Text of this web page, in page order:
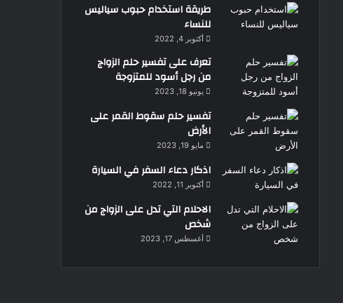
طريقة استخدام حبوب سياليس
للنساء
أكتوبر 4, 2022
تعرف على تفسير حلم الزواج
من رجل أسود للمتزوجة
يونيو 18, 2023
تفسير حلم سقوط القمر على
الأرض
مايو 19, 2023
اذكار دعاء السفر في السيارة
أكتوبر 11, 2022
الاحلام التي تدل على الزواج من
شخص
أغسطس 17, 2023